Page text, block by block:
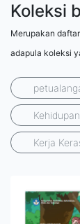
Koleksi
Merupakan
adapula koleksi
Kerja